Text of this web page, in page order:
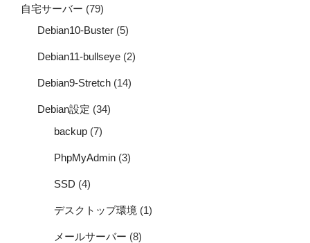
自宅サーバー (79)
Debian10-Buster (5)
Debian11-bullseye (2)
Debian9-Stretch (14)
Debian設定 (34)
backup (7)
PhpMyAdmin (3)
SSD (4)
デスクトップ環境 (1)
メールサーバー (8)